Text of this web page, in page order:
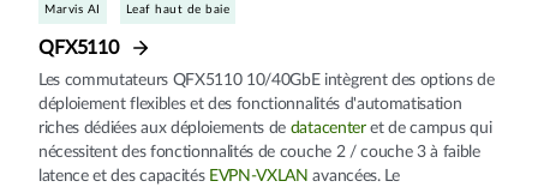
Marvis AI Leaf haut de baie
QFX5110
Les commutateurs QFX5110 10/40GbE intègrent des options de
déploiement flexibles et des fonctionnalités d'automatisation
riches dédiées aux déploiements de datacenteret de campus qui
nécessitent des fonctionnalités de couche 2 / couche 3 à faible
latence et des capacités EVPN-VXLAN avancées. Le